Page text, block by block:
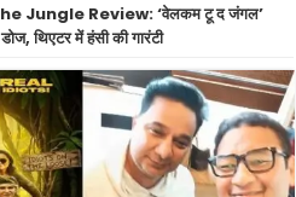
Jungle Review: ‘वेलकम टू द जंगल’
थिएटर में हंसी की गारंटी